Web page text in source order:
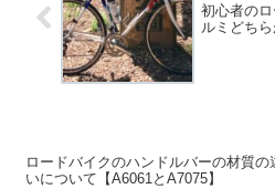
初心者の
ルミどち
ロードバイクのハンドルバーの材質の
いについて【A6061とA7075】